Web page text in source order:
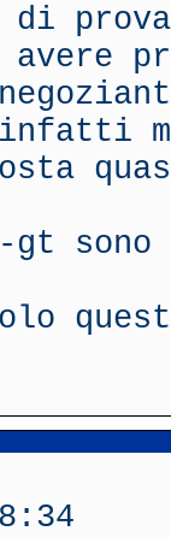
di
avere
gt